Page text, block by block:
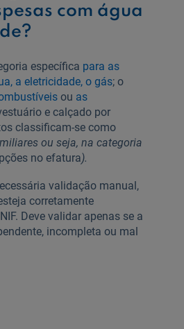
com água
específica para as
a eletricidade, o gás; o
ou as
e calçado por
classificam-se como
ou seja, na categoria
no efatura).
validação manual,
corretamente
Deve validar apenas se a
incompleta ou mal